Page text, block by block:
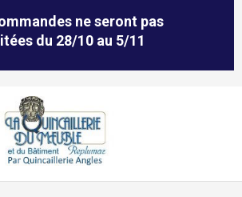
ne seront pas
du 28/10 au 5/11